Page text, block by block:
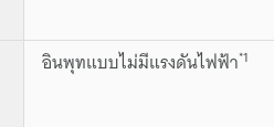
อินพุทแบบไม่มีแรงดันไฟฟ้า*1